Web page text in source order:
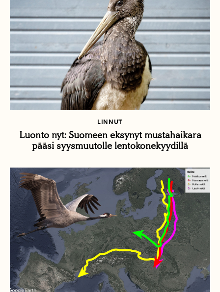
LINNUT
Luonto nyt: Suomeen eksynyt mustahaikara
pääsi syysmuutolle lentokonekyydillä